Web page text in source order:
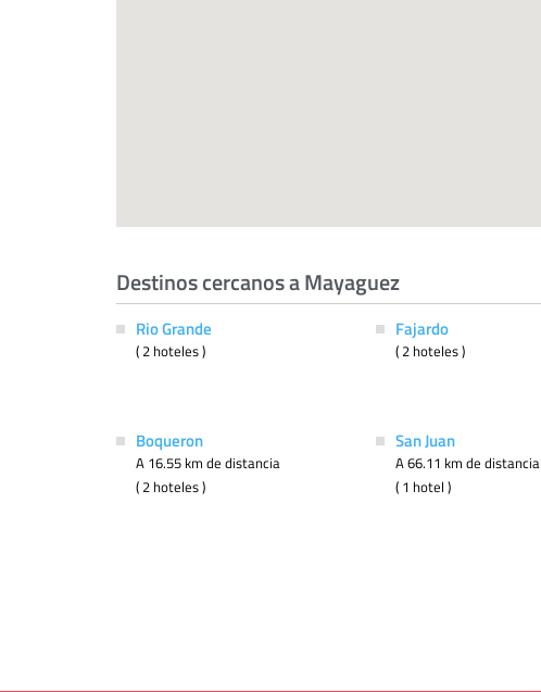
Destinos cercanos a Mayaguez
Rio Grande
( 2 hoteles )
Fajardo
( 2 hoteles )
Boqueron
A 16.55 km de distancia
( 2 hoteles )
San Juan
A 66.11 km de distancia
( 1 hotel )